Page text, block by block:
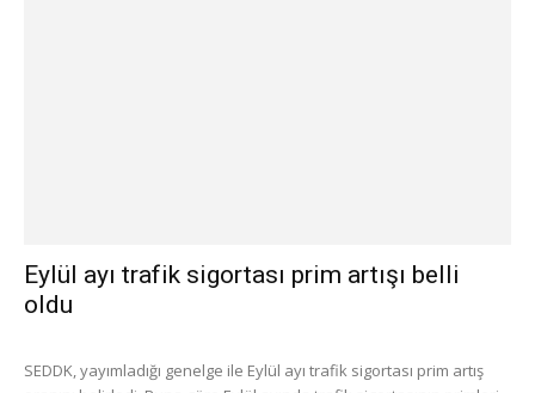
Eylül ayı trafik sigortası prim artışı belli
oldu
SEDDK, yayımladığı genelge ile Eylül ayı trafik sigortası prim artış